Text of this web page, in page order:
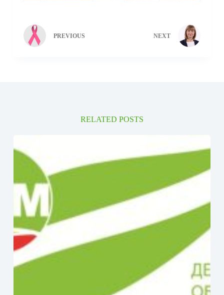
PREVIOUS NEXT
RELATED POSTS